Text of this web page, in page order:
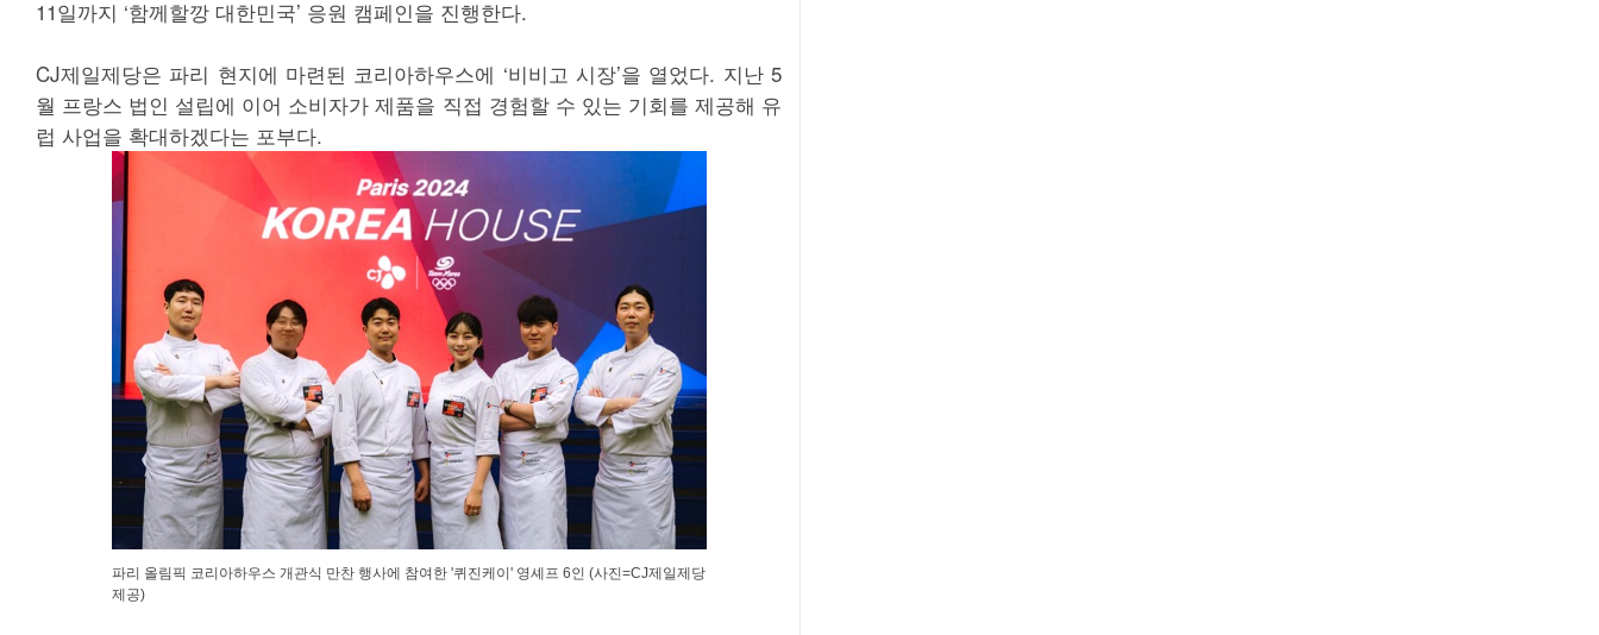
11일까지 ‘함께할깡 대한민국’ 응원 캠페인을 진행한다.
CJ제일제당은 파리 현지에 마련된 코리아하우스에 ‘비비고 시장’을 열었다. 지난 5
월 프랑스 법인 설립에 이어 소비자가 제품을 직접 경험할 수 있는 기회를 제공해 유
럽 사업을 확대하겠다는 포부다.
파리 올림픽 코리아하우스 개관식 만찬 행사에 참여한 '퀴진케이' 영셰프 6인 (사진=CJ제일제당
제공)